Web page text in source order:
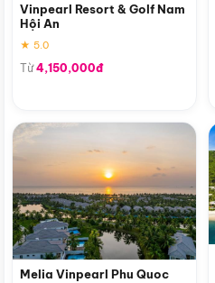
Vinpearl Resort & Golf Nam
Hội An
★ 5.0
Từ4,150,000đ
Melia Vinpearl Phu Quoc